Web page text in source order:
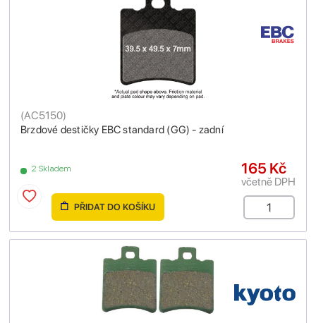
Brzdové destičky EBC standard (GG) - zadní
(AC5150)
2 Skladem 165 Kč
včetně DPH
PŘIDAT DO KOŠÍKU